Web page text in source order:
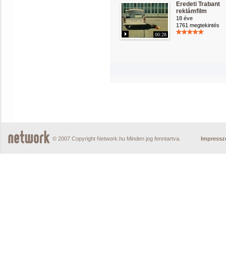
00:28
Eredeti Trabant
reklámfilm
18 éve
1761 megtekintés
© 2007 Copyright Network.hu Minden jog fenntartva.